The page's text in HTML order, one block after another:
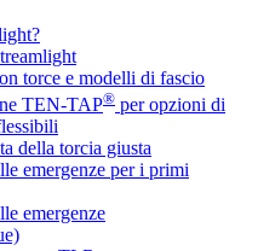
torce e modelli di fascio
TEN-TAP® per opzioni di
della torcia giusta
emergenze per i primi
emergenze